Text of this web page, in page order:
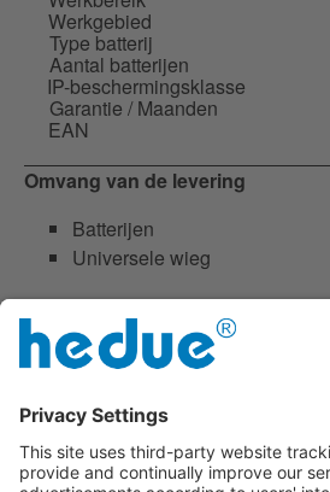
Werkgebied
Type batterij
Aantal batterijen
IP-beschermingsklasse
Garantie / Maanden
EAN
Omvang van de levering
Batterijen
Universele wieg
Downloads
L247_Productbeschrijving-
Veiligheidsinformatieblad